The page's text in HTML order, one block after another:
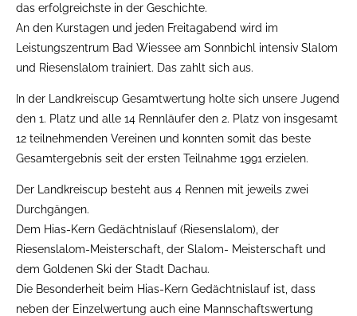
das erfolgreichste in der Geschichte.
An den Kurstagen und jeden Freitagabend wird im
Leistungszentrum Bad Wiessee am Sonnbichl intensiv Slalom
und Riesenslalom trainiert. Das zahlt sich aus.
In der Landkreiscup Gesamtwertung holte sich unsere Jugend
den 1. Platz und alle 14 Rennläufer den 2. Platz von insgesamt
12 teilnehmenden Vereinen und konnten somit das beste
Gesamtergebnis seit der ersten Teilnahme 1991 erzielen.
Der Landkreiscup besteht aus 4 Rennen mit jeweils zwei
Durchgängen.
Dem Hias-Kern Gedächtnislauf (Riesenslalom), der
Riesenslalom-Meisterschaft, der Slalom- Meisterschaft und
dem Goldenen Ski der Stadt Dachau.
Die Besonderheit beim Hias-Kern Gedächtnislauf ist, dass
neben der Einzelwertung auch eine Mannschaftswertung